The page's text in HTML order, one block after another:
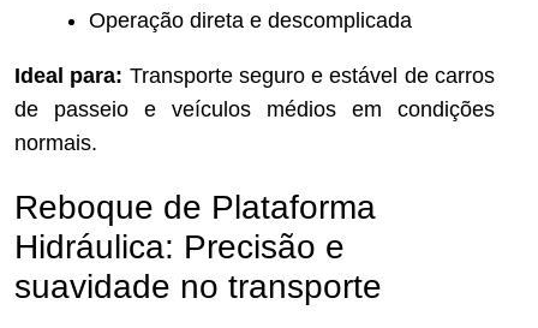
Operação direta e descomplicada
Ideal para: Transporte seguro e estável de carros
de passeio e veículos médios em condições
normais.
Reboque de Plataforma
Hidráulica: Precisão e
suavidade no transporte